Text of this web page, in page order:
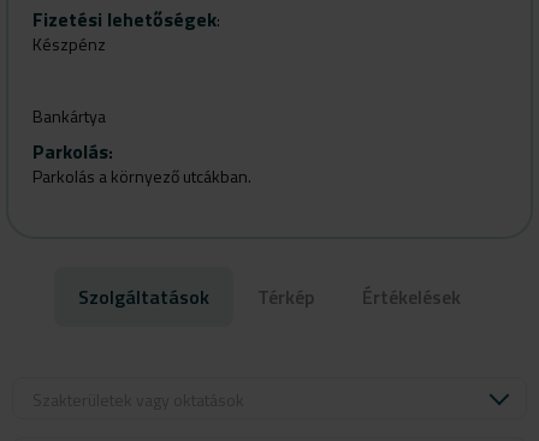
Csütörtök: 09-18
Péntek: 09-18
Vasárnap
Fizetési lehetőségek:
Készpénz
Bankártya
Parkolás:
Parkolás a környező utcákban.
Szolgáltatások Térkép Értékelések